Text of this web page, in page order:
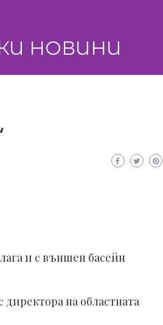
НОВИНИ
и с външен басейн
на областната